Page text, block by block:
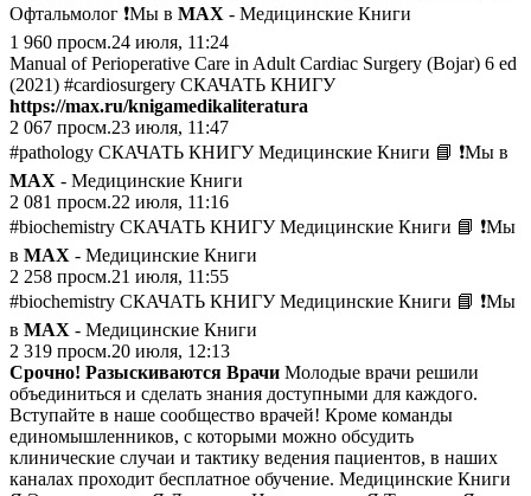
Офтальмолог ❗️Мы в MAX - Медицинские Книги
1 960 просм.24 июля, 11:24
Manual of Perioperative Care in Adult Cardiac Surgery (Bojar) 6 ed
(2021) #cardiosurgery СКАЧАТЬ КНИГУ
https://max.ru/knigamedikaliteratura
2 067 просм.23 июля, 11:47
#pathology СКАЧАТЬ КНИГУ Медицинские Книги 📘 ❗️Мы в
MAX - Медицинские Книги
2 081 просм.22 июля, 11:16
#biochemistry СКАЧАТЬ КНИГУ Медицинские Книги 📘 ❗️Мы
в MAX - Медицинские Книги
2 258 просм.21 июля, 11:55
#biochemistry СКАЧАТЬ КНИГУ Медицинские Книги 📘 ❗️Мы
в MAX - Медицинские Книги
2 319 просм.20 июля, 12:13
Срочно! Разыскиваются Врачи Молодые врачи решили
объединиться и сделать знания доступными для каждого.
Вступайте в наше сообщество врачей! Кроме команды
единомышленников, с которыми можно обсудить
клинические случаи и тактику ведения пациентов, в наших
каналах проходит бесплатное обучение. Медицинские Книги